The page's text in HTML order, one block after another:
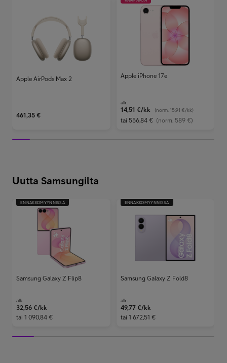
Apple AirPods Max 2
461,35 €
Apple iPhone 17e
alk.
14,51 €/kk (norm. 15,91 €/kk)
tai 556,84 €(norm. 589 €)
Uutta Samsungilta
ENNAKKOMYYNNISSÄ
Samsung Galaxy Z Flip8
alk.
32,56 €/kk
tai 1 090,84 €
ENNAKKOMYYNNISSÄ
Samsung Galaxy Z Fold8
alk.
49,77 €/kk
tai 1 672,51 €